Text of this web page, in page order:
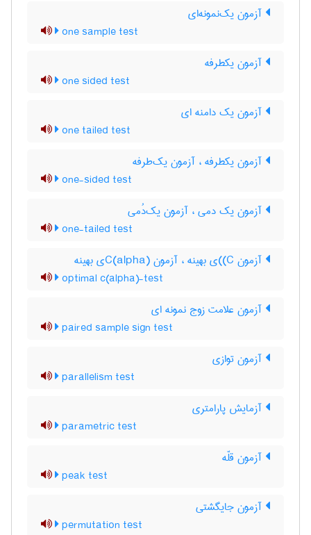
آزمون یک‌نمونه‌ای
one sample test
آزمون یکطرفه
one sided test
آزمون یک دامنه ای
one tailed test
آزمون یکطرفه ، آزمون یک‌طرفه
one-sided test
آزمون یک دمی ، آزمون یک‌دُمی
one-tailed test
آزمون C)‌)ی بهینه ، آزمون C(‌‌a‌l‌p‌h‌a)ی بهینه
optimal c(alpha)-test
آزمون علامت زوج نمونه ای
paired sample sign test
آزمون توازی
parallelism test
آزمایش پارامتری
parametric test
آزمون قلّه
peak test
آزمون جایگشتی
permutation test